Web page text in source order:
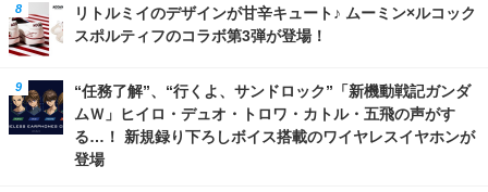
リトルミイのデザインが甘辛キュート♪ ムーミン×ルコック
スポルティフのコラボ第3弾が登場！
“任務了解”、“行くよ、サンドロック”「新機動戦記ガンダ
ムＷ」ヒイロ・デュオ・トロワ・カトル・五飛の声がす
る…！ 新規録り下ろしボイス搭載のワイヤレスイヤホンが
登場